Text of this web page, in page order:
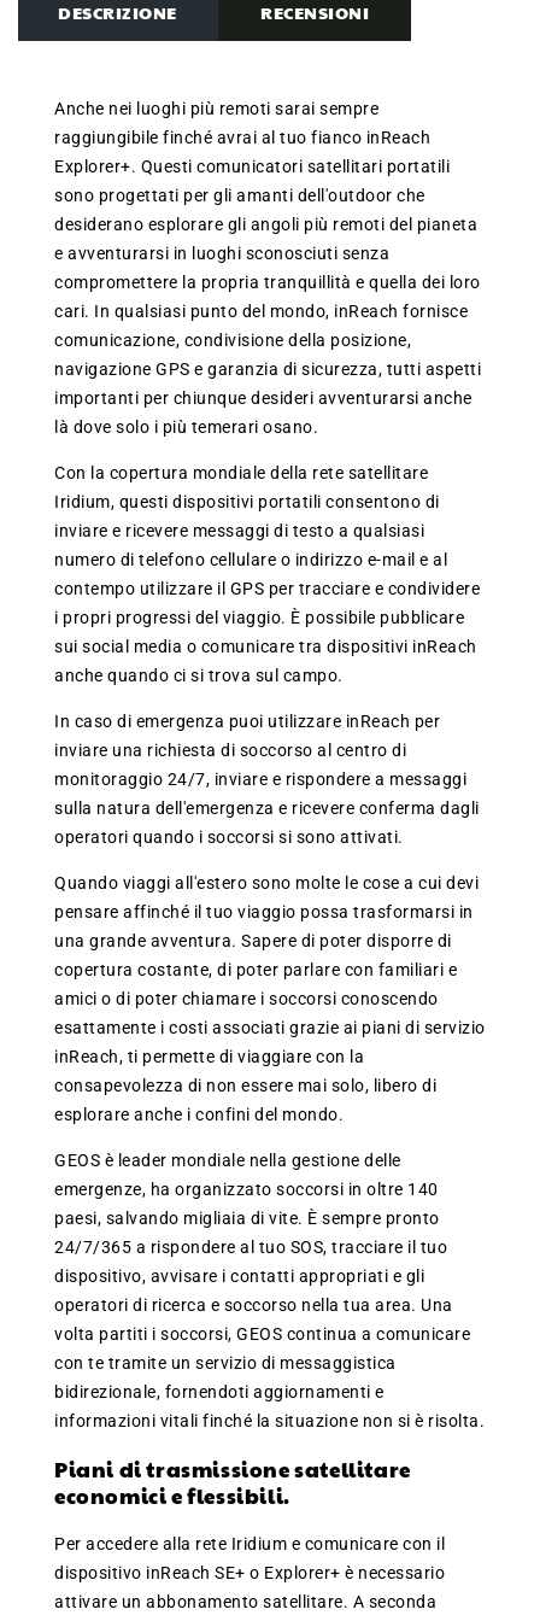
DESCRIZIONE RECENSIONI
Anche nei luoghi più remoti sarai sempre
raggiungibile finché avrai al tuo fianco inReach
Explorer+. Questi comunicatori satellitari portatili
sono progettati per gli amanti dell'outdoor che
desiderano esplorare gli angoli più remoti del pianeta
e avventurarsi in luoghi sconosciuti senza
compromettere la propria tranquillità e quella dei loro
cari. In qualsiasi punto del mondo, inReach fornisce
comunicazione, condivisione della posizione,
navigazione GPS e garanzia di sicurezza, tutti aspetti
importanti per chiunque desideri avventurarsi anche
là dove solo i più temerari osano.
Con la copertura mondiale della rete satellitare
Iridium, questi dispositivi portatili consentono di
inviare e ricevere messaggi di testo a qualsiasi
numero di telefono cellulare o indirizzo e-mail e al
contempo utilizzare il GPS per tracciare e condividere
i propri progressi del viaggio. È possibile pubblicare
sui social media o comunicare tra dispositivi inReach
anche quando ci si trova sul campo.
In caso di emergenza puoi utilizzare inReach per
inviare una richiesta di soccorso al centro di
monitoraggio 24/7, inviare e rispondere a messaggi
sulla natura dell'emergenza e ricevere conferma dagli
operatori quando i soccorsi si sono attivati.
Quando viaggi all'estero sono molte le cose a cui devi
pensare affinché il tuo viaggio possa trasformarsi in
una grande avventura. Sapere di poter disporre di
copertura costante, di poter parlare con familiari e
amici o di poter chiamare i soccorsi conoscendo
esattamente i costi associati grazie ai piani di servizio
inReach, ti permette di viaggiare con la
consapevolezza di non essere mai solo, libero di
esplorare anche i confini del mondo.
GEOS è leader mondiale nella gestione delle
emergenze, ha organizzato soccorsi in oltre 140
paesi, salvando migliaia di vite. È sempre pronto
24/7/365 a rispondere al tuo SOS, tracciare il tuo
dispositivo, avvisare i contatti appropriati e gli
operatori di ricerca e soccorso nella tua area. Una
volta partiti i soccorsi, GEOS continua a comunicare
con te tramite un servizio di messaggistica
bidirezionale, fornendoti aggiornamenti e
informazioni vitali finché la situazione non si è risolta.
Piani di trasmissione satellitare
economici e flessibili.
Per accedere alla rete Iridium e comunicare con il
dispositivo inReach SE+ o Explorer+ è necessario
attivare un abbonamento satellitare. A seconda